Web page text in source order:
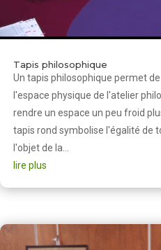
Tapis philosophique
Un tapis philosophique permet
l'espace physique de l'atelier
rendre un espace un peu froid
tapis rond symbolise l'égalité de
l'objet de la...
lire plus